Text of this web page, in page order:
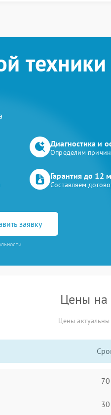
техники
Диагностика и
Определим
Гарантия до 12
Составляем
заявку
Цены на
Цены